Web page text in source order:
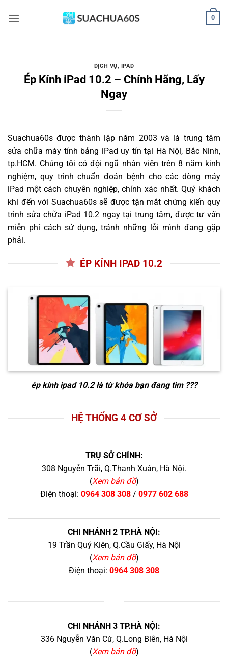
qua
0
DỊCH VỤ, IPAD
Ép Kính iPad 10.2 – Chính Hãng, Lấy
Ngay
Suachua60s được thành lập năm 2003 và là trung tâm
sửa chữa máy tính bảng iPad uy tín tại Hà Nội, Bắc Ninh,
tp.HCM. Chúng tôi có đội ngũ nhân viên trên 8 năm kinh
nghiệm, quy trình chuẩn đoán bệnh cho các dòng máy
iPad một cách chuyên nghiệp, chính xác nhất. Quý khách
khi đến với Suachua60s sẽ được tận mắt chứng kiến quy
trình sửa chữa iPad 10.2 ngay tại trung tâm, được tư vấn
miễn phí cách sử dụng, tránh những lỗi mình đang gặp
phải.
ÉP KÍNH IPAD 10.2
ép kính ipad 10.2là từ khóa bạn đang tìm ???
HỆ THỐNG 4 CƠ SỞ
TRỤ SỞ CHÍNH:
308 Nguyễn Trãi, Q.Thanh Xuân, Hà Nội.
(Xem bản đồ)
Điện thoại: 0964 308 308/ 0977 602 688
CHI NHÁNH 2 TP.HÀ NỘI:
19 Trần Quý Kiên, Q.Cầu Giấy, Hà Nội
(Xem bản đồ)
Điện thoại: 0964 308 308
CHI NHÁNH 3 TP.HÀ NỘI:
336 Nguyễn Văn Cừ, Q.Long Biên, Hà Nội
(Xem bản đồ)